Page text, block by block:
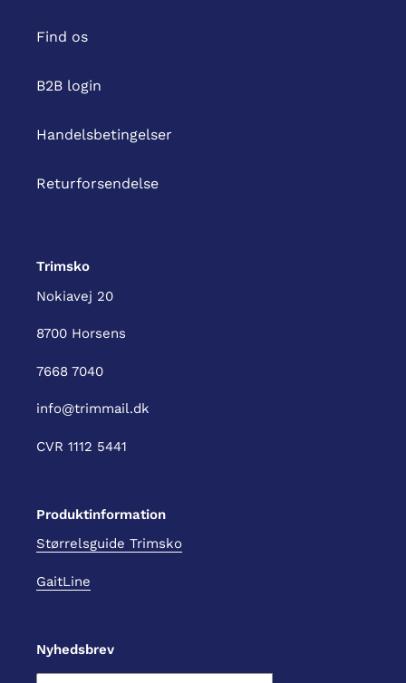
Find os
B2B login
Handelsbetingelser
Returforsendelse
Trimsko
Nokiavej 20
8700 Horsens
7668 7040
info@trimmail.dk
CVR 1112 5441
Produktinformation
Størrelsguide Trimsko
GaitLine
Nyhedsbrev